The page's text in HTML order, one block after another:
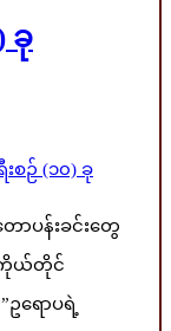
ခု
ာပန်းခင်းတွေ
ကိုယ်တိုင်
ရောပရဲ့